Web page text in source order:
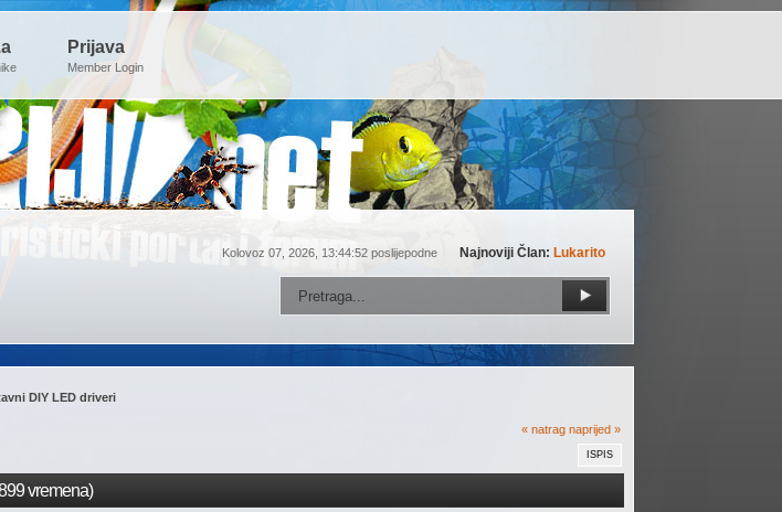
Prijava
Member Login
Kolovoz 07, 2026, 13:44:52 poslijepodne Najnoviji Član: Lukarito
DIY LED driveri
« natrag naprijed »
ISPIS
vremena)